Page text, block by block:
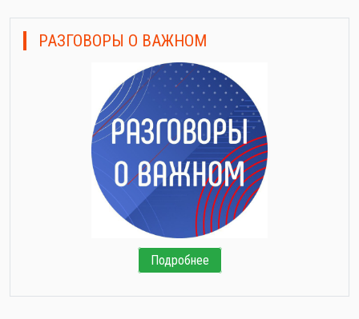
РАЗГОВОРЫ О ВАЖНОМ
Подробнее